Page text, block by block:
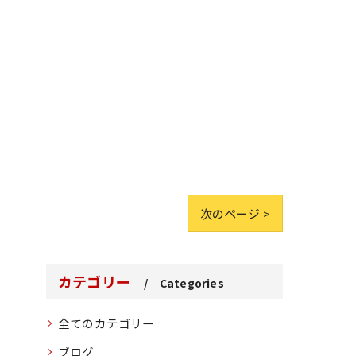
次のページ >
カテゴリー Categories
全てのカテゴリー
ブログ